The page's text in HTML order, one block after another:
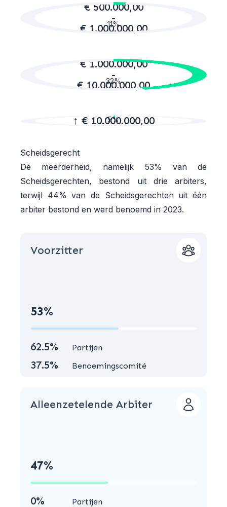
€ 500.000,00
-
€ 1.000.000,00
11%
€ 1.000.000,00
-
€ 10.000.000,00
32%
↑ € 10.000.000,00
5%
Scheidsgerecht
De meerderheid, namelijk 53% van de
Scheidsgerechten, bestond uit drie arbiters,
terwijl 44% van de Scheidsgerechten uit één
arbiter bestond en werd benoemd in 2023.
Voorzitter
53%
62.5% Partijen
37.5% Benoemingscomité
Alleenzetelende Arbiter
47%
0% Partijen